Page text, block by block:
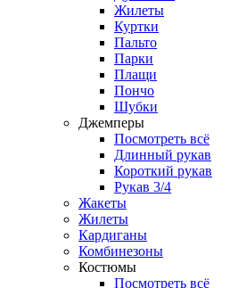
Жилеты
Куртки
Пальто
Парки
Плащи
Пончо
Шубки
Джемперы
Посмотреть всё
Длинный рукав
Короткий рукав
Рукав 3/4
Жакеты
Жилеты
Кардиганы
Комбинезоны
Костюмы
Посмотреть всё